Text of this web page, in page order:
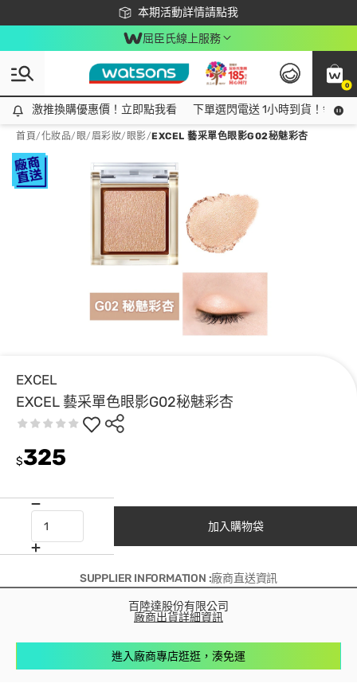
本期活動詳情請點我
下載app最高回饋$350
屈臣氏線上服務
0
激推換購優惠價！立即點我看
激推換購優惠價！立即點我看 下單選閃電送 1小時到貨！領神
首頁/化妝品/ 眼/眉彩妝/ 眼影/EXCEL 藝采單色眼影G02秘魅彩杏
EXCEL
EXCEL 藝采單色眼影G02秘魅彩杏
$325
加入購物袋
SUPPLIER INFORMATION :廠商直送資訊
百陸達股份有限公司
廠商出貨詳細資訊
進入廠商專店逛逛，湊免運